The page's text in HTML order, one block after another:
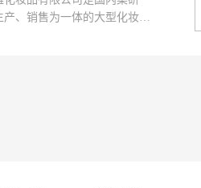
产、销售为一体的大型化妆品